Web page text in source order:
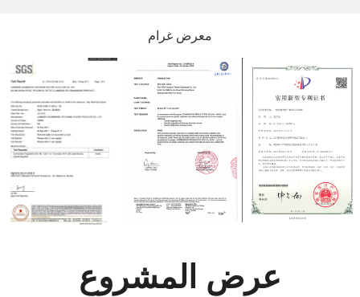
معرض غرام
عرض المشروع